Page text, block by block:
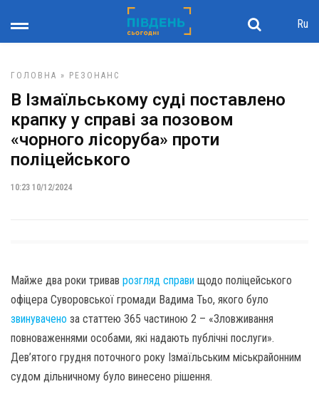
Ru
ГОЛОВНА » РЕЗОНАНС
В Ізмаїльському суді поставлено
крапку у справі за позовом
«чорного лісоруба» проти
поліцейського
10:23 10/12/2024
Майже два роки тривав розгляд справи щодо поліцейського
офіцера Суворовської громади Вадима Тьо, якого було
звинувачено за статтею 365 частиною 2 – «Зловживання
повноваженнями особами, які надають публічні послуги».
Дев’ятого грудня поточного року Ізмаїльським міськрайонним
судом дільничному було винесено рішення.